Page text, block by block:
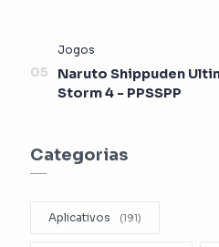
Naruto Shippuden
Storm 4 - PPSSPP
Categorias
Aplicativos